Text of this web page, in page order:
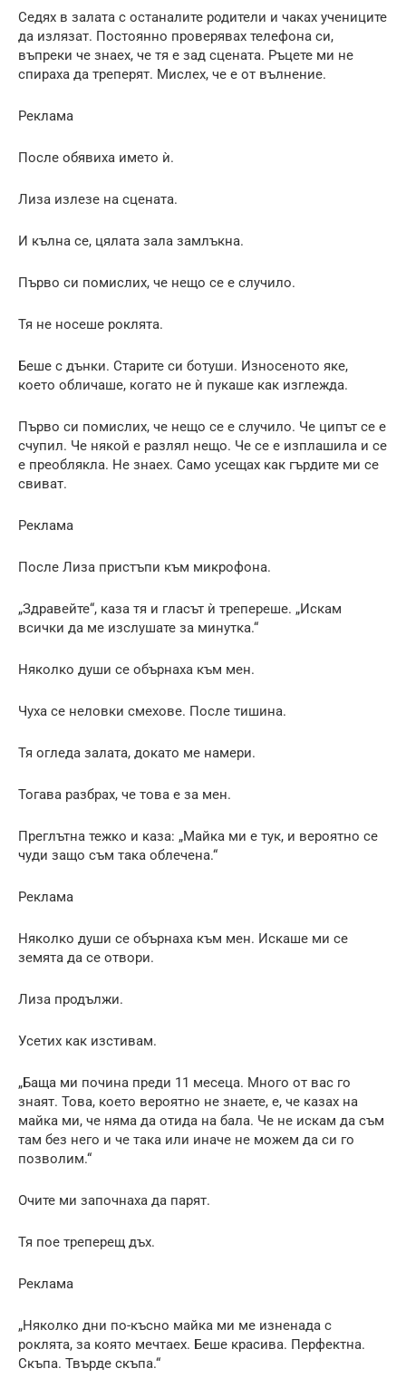
Седях в залата с останалите родители и чаках учениците
да излязат. Постоянно проверявах телефона си,
въпреки че знаех, че тя е зад сцената. Ръцете ми не
спираха да треперят. Мислех, че е от вълнение.
Реклама
После обявиха името ѝ.
Лиза излезе на сцената.
И кълна се, цялата зала замлъкна.
Първо си помислих, че нещо се е случило.
Тя не носеше роклята.
Беше с дънки. Старите си ботуши. Износеното яке,
което обличаше, когато не ѝ пукаше как изглежда.
Първо си помислих, че нещо се е случило. Че ципът се е
счупил. Че някой е разлял нещо. Че се е изплашила и се
е преоблякла. Не знаех. Само усещах как гърдите ми се
свиват.
Реклама
После Лиза пристъпи към микрофона.
„Здравейте“, каза тя и гласът ѝ трепереше. „Искам
всички да ме изслушате за минутка.“
Няколко души се обърнаха към мен.
Чуха се неловки смехове. После тишина.
Тя огледа залата, докато ме намери.
Тогава разбрах, че това е за мен.
Преглътна тежко и каза: „Майка ми е тук, и вероятно се
чуди защо съм така облечена.“
Реклама
Няколко души се обърнаха към мен. Искаше ми се
земята да се отвори.
Лиза продължи.
Усетих как изстивам.
„Баща ми почина преди 11 месеца. Много от вас го
знаят. Това, което вероятно не знаете, е, че казах на
майка ми, че няма да отида на бала. Че не искам да съм
там без него и че така или иначе не можем да си го
позволим.“
Очите ми започнаха да парят.
Тя пое треперещ дъх.
Реклама
„Няколко дни по-късно майка ми ме изненада с
роклята, за която мечтаех. Беше красива. Перфектна.
Скъпа. Твърде скъпа.“